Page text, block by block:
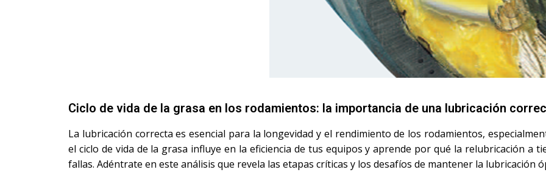
Ciclo de vida de la grasa en los rodamientos: la importancia de una lubricación
La lubricación correcta es esencial para la longevidad y el rendimiento de los rodamientos,
el ciclo de vida de la grasa influye en la eficiencia de tus equipos y aprende por qué la relubricación a
fallas. Adéntrate en este análisis que revela las etapas críticas y los desafíos de mantener la lubricación